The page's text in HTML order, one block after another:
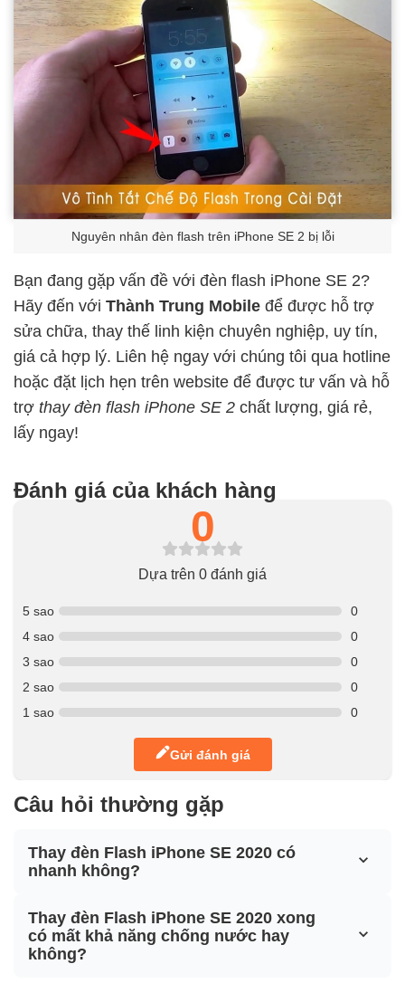
Nguyên nhân đèn flash trên iPhone SE 2 bị lỗi
Bạn đang gặp vấn đề với đèn flash iPhone SE 2?
Hãy đến với Thành Trung Mobile để được hỗ trợ
sửa chữa, thay thế linh kiện chuyên nghiệp, uy tín,
giá cả hợp lý. Liên hệ ngay với chúng tôi qua hotline
hoặc đặt lịch hẹn trên website để được tư vấn và hỗ
trợ thay đèn flash iPhone SE 2 chất lượng, giá rẻ,
lấy ngay!
Đánh giá của khách hàng
0
Dựa trên 0 đánh giá
5 sao
0
4 sao
0
3 sao
0
2 sao
0
1 sao
0
Gửi đánh giá
Câu hỏi thường gặp
Thay đèn Flash iPhone SE 2020 có
nhanh không?
Thay đèn Flash iPhone SE 2020 xong
có mất khả năng chống nước hay
không?